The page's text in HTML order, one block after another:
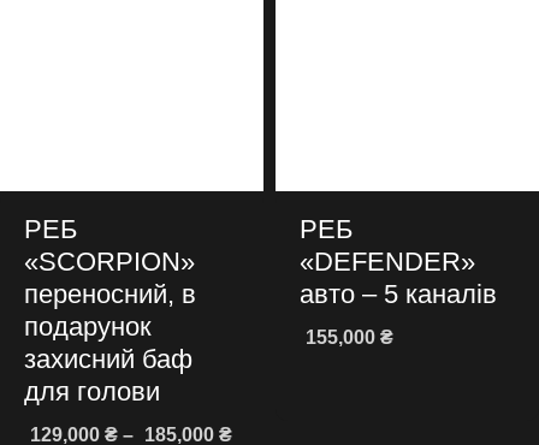
РЕБ
«SCORPION»
переносний, в
подарунок
захисний баф
для голови
129,000 ₴ – 185,000 ₴
РЕБ
«DEFENDER»
авто – 5 каналів
155,000 ₴